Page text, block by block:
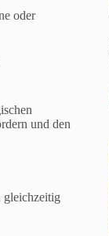
oder
und den
gleichzeitig